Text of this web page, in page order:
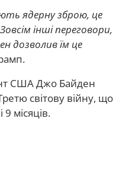
ядерну зброю, це
інші переговори,
дозволив їм це
США Джо Байден
світову війну, що
місяців.